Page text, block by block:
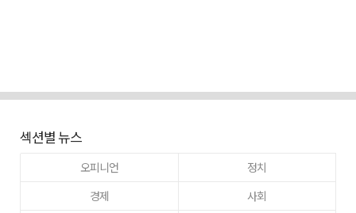
섹션별 뉴스
오피니언
정치
경제
사회